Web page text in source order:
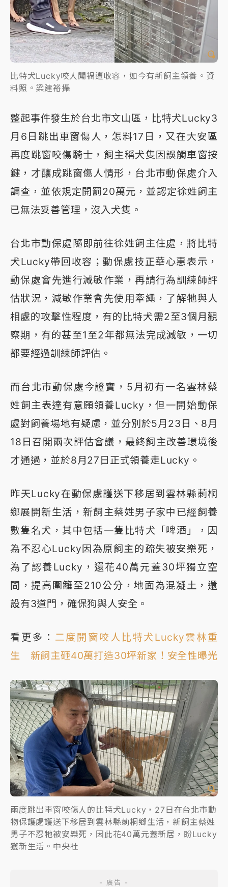
比特犬Lucky咬人闖禍遭收容，如今有新飼主領養。資
料照。梁建裕攝
整起事件發生於台北市文山區，比特犬Lucky3
月6日跳出車窗傷人，怎料17日，又在大安區
再度跳窗咬傷騎士，飼主稱犬隻因誤觸車窗按
鍵，才釀成跳窗傷人情形，台北市動保處介入
調查，並依規定開罰20萬元，並認定徐姓飼主
已無法妥善管理，沒入犬隻。
台北市動保處隨即前往徐姓飼主住處，將比特
犬Lucky帶回收容；動保處技正華心惠表示，
動保處會先進行減敏作業，再請行為訓練師評
估狀況，減敏作業會先使用牽繩，了解牠與人
相處的攻擊性程度，有的比特犬需2至3個月觀
察期，有的甚至1至2年都無法完成減敏，一切
都要經過訓練師評估。
而台北市動保處今證實，5月初有一名雲林蔡
姓飼主表達有意願領養Lucky，但一開始動保
處對飼養場地有疑慮，並分別於5月23日、8月
18日召開兩次評估會議，最終飼主改善環境後
才通過，並於8月27日正式領養走Lucky。
昨天Lucky在動保處護送下移居到雲林縣莿桐
鄉展開新生活，新飼主蔡姓男子家中已經飼養
數隻名犬，其中包括一隻比特犬「啤酒」，因
為不忍心Lucky因為原飼主的疏失被安樂死，
為了認養Lucky，還花40萬元蓋30坪獨立空
間，提高圍籬至210公分，地面為混凝土，還
設有3道門，確保狗與人安全。
看更多： 二度開窗咬人比特犬Lucky雲林重
生 新飼主砸40萬打造30坪新家！安全性曝光
兩度跳出車窗咬傷人的比特犬Lucky，27日在台北市動
物保護處護送下移居到雲林縣莿桐鄉生活，新飼主蔡姓
男子不忍牠被安樂死，因此花40萬元蓋新居，盼Lucky
獲新生活。中央社